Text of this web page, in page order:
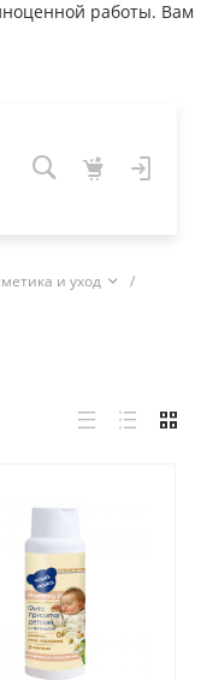
работы. Вам
и уход
/